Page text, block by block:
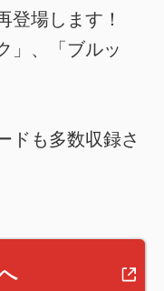
登場します！
」、「ブルッ
ドも多数収録さ